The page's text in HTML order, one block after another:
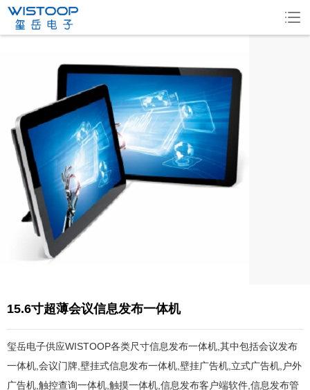
15.6寸超薄会议信息发布一体机
玺岳电子供应WISTOOP各类尺寸信息发布一体机,其中包括会议发布
一体机,会议门牌,壁挂式信息发布一体机,壁挂广告机,立式广告机,户外
广告机,触控查询一体机,触摸一体机,信息发布客户端软件,信息发布管